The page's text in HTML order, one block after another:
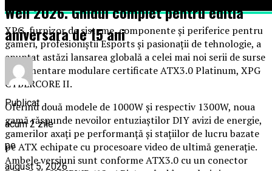
XPG, furnizor de sisteme, componente și periferice pentru
gameri, profesioniștii Esports și pasionații de tehnologie, a
anunțat astăzi lansarea globală a celei mai noi serii de surse
de alimentare modulare certificate ATX3.0 Platinum, XPG
CYBERCORE II.
Oferind două modele de 1000W și respectiv 1300W, noua
gamă răspunde nevoilor entuziaștilor DIY avizi de energie,
gamerilor axați pe performanță și stațiilor de lucru bazate
pe ATX echipate cu procesoare video de ultimă generație.
Ambele versiuni sunt conforme ATX3.0 cu un conector
Well 2026. Ghidul complet pentru editia
aniversara de 15 ani
Publicat
acum 2 zile
pe
august 5, 2026